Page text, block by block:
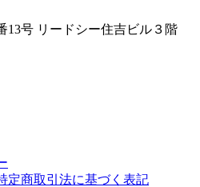
13号 リードシー住吉ビル３階
定商取引法に基づく表記